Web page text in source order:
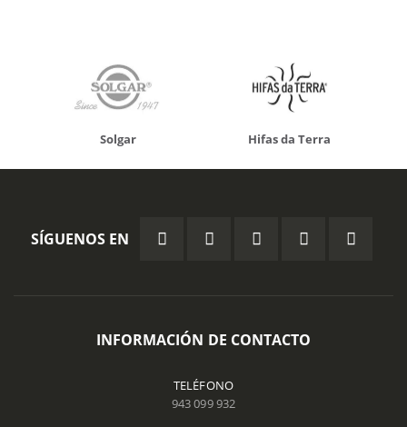
Solgar Hifas da Terra
SÍGUENOS EN
INFORMACIÓN DE CONTACTO
TELÉFONO
943 099 932